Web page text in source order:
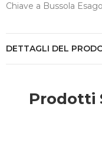
Chiave a Bussola
DETTAGLI DEL
Prodotti